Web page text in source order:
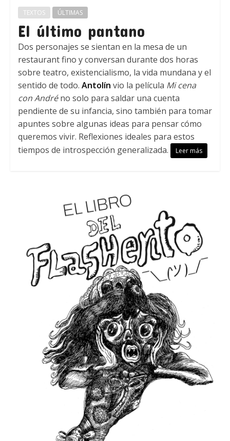
TEXTOS ÚLTIMAS
El último pantano
Dos personajes se sientan en la mesa de un
restaurant fino y conversan durante dos horas
sobre teatro, existencialismo, la vida mundana y el
sentido de todo. Antolín vio la película Mi cena
con Andréno solo para saldar una cuenta
pendiente de su infancia, sino también para tomar
apuntes sobre algunas ideas para pensar cómo
queremos vivir. Reflexiones ideales para estos
tiempos de introspección generalizada.
Leer más